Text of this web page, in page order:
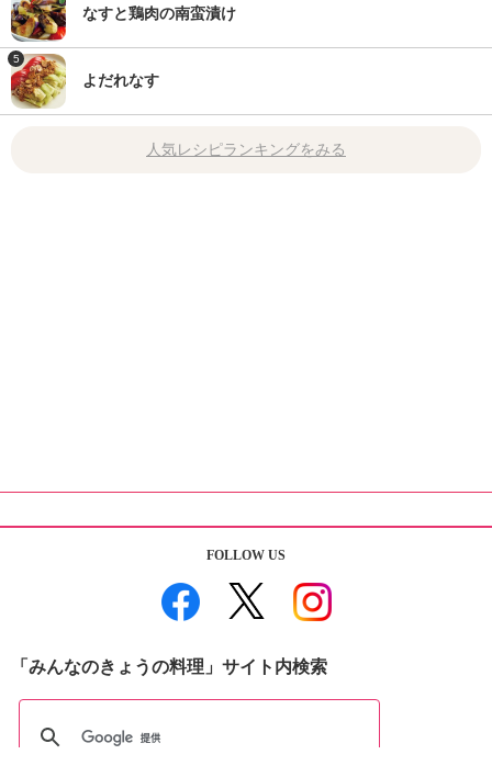
なすと鶏肉の南蛮漬け
5
よだれなす
人気レシピランキングをみる
FOLLOW US
「みんなのきょうの料理」サイト内検索